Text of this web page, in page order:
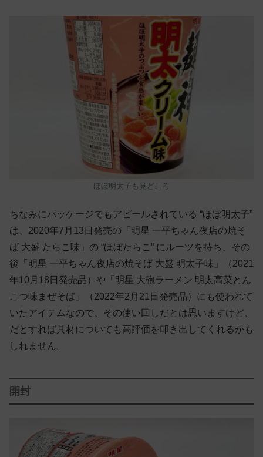
ほぼ明太子も見どころ
ちなみにパッケージでもアピールされている “ほぼ明太子”
は、2020年7月13日発売の「明星 一平ちゃん夜店の焼そ
ば 大盛 たらこ味」の “ほぼたらこ” にルーツを持ち、その
後「明星 一平ちゃん夜店の焼そば 大盛 明太子味」（2021
年10月18日発売品）や「明星 大砲ラーメン 明太高菜とん
こつ味まぜそば」（2022年2月21日発売品）にも使われて
いたアイテムなので、その使い回しだとは思いますけど、
だとすれば具材についても高評価を叩き出してくれるかも
しれません。
開封